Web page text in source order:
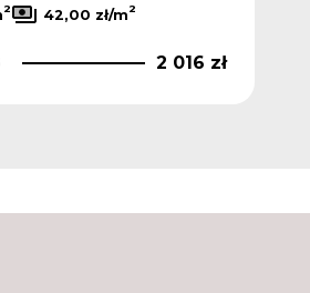
2 42,00 zł/m2
2 016 zł